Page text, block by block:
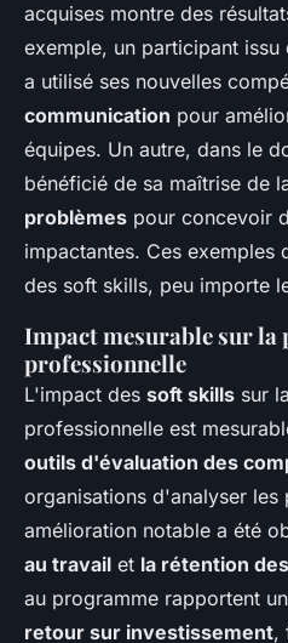
acquises montre des
exemple, un participant
a utilisé ses nouvelles
communication pour
équipes. Un autre, dans le
bénéficié de sa maîtrise de
problèmes pour concevoir
impactantes. Ces exemples
des soft skills, peu importe
Impact mesurable sur la
professionnelle
L'impact des soft skills sur
professionnelle est
outils d'évaluation des
organisations d'analyser les
amélioration notable a été
au travail et la rétention
au programme rapportent
retour sur investissement,